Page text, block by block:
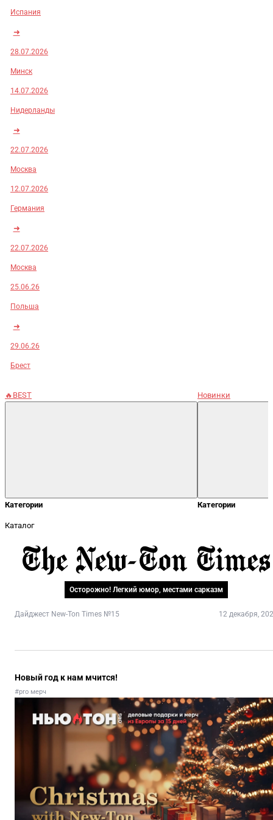
Испания
➜
28.07.2026
Минск
14.07.2026
Нидерланды
➜
22.07.2026
Москва
12.07.2026
Германия
➜
22.07.2026
Москва
25.06.26
Польша
➜
29.06.26
Брест
🔥BEST
Категории
Новинки
Категории
Каталог
Осторожно! Легкий юмор, местами сарказм
Дайджест New-Ton Times №15 12 декабря,
Новый год к нам мчится!
#pro мерч